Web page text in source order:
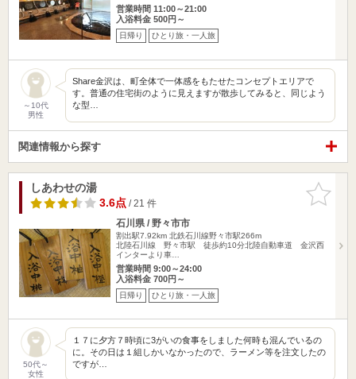
営業時間 11:00～21:00
入浴料金 500円～
日帰り ひとり旅・一人旅
～10代
男性
Share金沢は、町全体で一体感をもたせたコンセプトエリアで
す。普通の住宅街のように見えますが散歩してみると、同じよう
な型…
関連情報から探す
お気に入
りに追加
しあわせの湯
3.6点/ 21 件
石川県 / 野々市市
割出駅7.92km 北鉄石川線野々市駅266m
北陸石川線 野々市駅 徒歩約10分北陸自動車道 金沢西
インターより車…
営業時間 9:00～24:00
入浴料金 700円～
日帰り ひとり旅・一人旅
50代～
女性
１７に夕方７時頃に3がいの食事をしました何時も混んでいるの
に。その日は１組しかいなかったので、ラーメン等を注文したの
ですが…